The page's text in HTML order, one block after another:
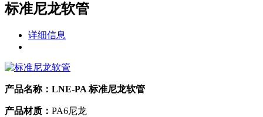
标准尼龙软管
详细信息
产品名称： LNE-PA 标准尼龙软管
产品材质： PA6尼龙